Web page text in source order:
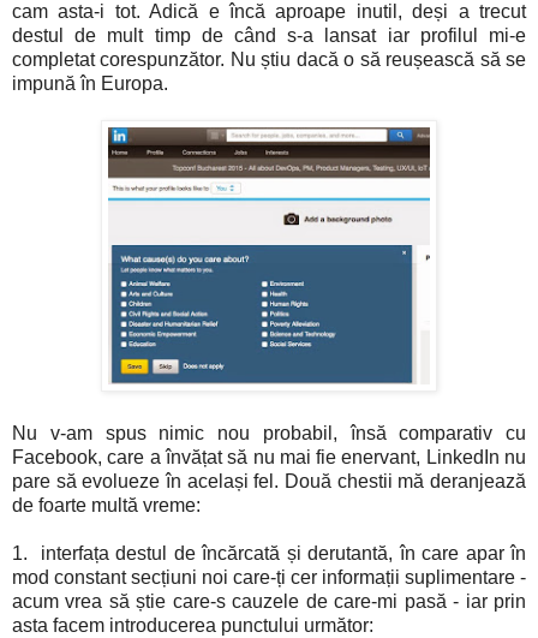
cam asta-i tot. Adică e încă aproape inutil, deși a trecut
destul de mult timp de când s-a lansat iar profilul mi-e
completat corespunzător. Nu știu dacă o să reușească să se
impună în Europa.
Nu v-am spus nimic nou probabil, însă comparativ cu
Facebook, care a învățat să nu mai fie enervant, LinkedIn nu
pare să evolueze în același fel. Două chestii mă deranjează
de foarte multă vreme:
1. interfața destul de încărcată și derutantă, în care apar în
mod constant secțiuni noi care-ți cer informații suplimentare -
acum vrea să știe care-s cauzele de care-mi pasă - iar prin
asta facem introducerea punctului următor: